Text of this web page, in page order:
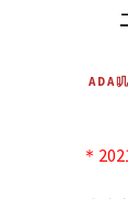
ADA
＊